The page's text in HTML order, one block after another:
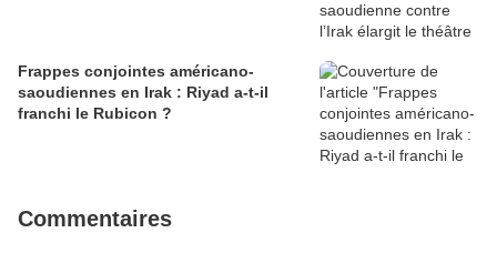
Frappes conjointes américano-
saoudiennes en Irak : Riyad a-t-il
franchi le Rubicon ?
Commentaires